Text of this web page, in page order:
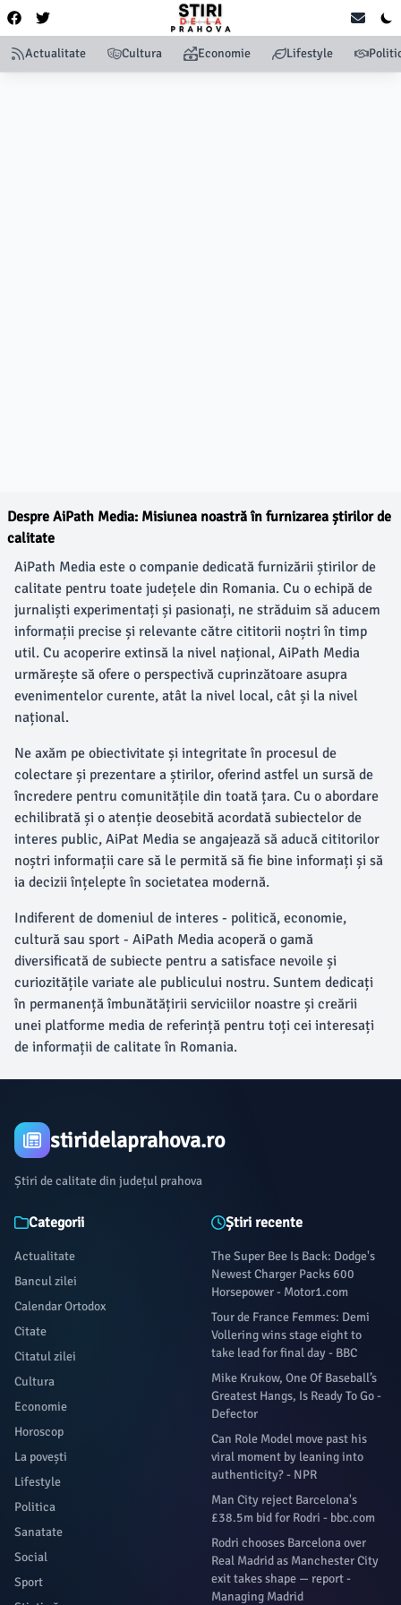
Actualitate Cultura Economie Lifestyle
Despre AiPath Media: Misiunea noastră în furnizarea știrilor de
calitate
AiPath Media este o companie dedicată furnizării știrilor de
calitate pentru toate județele din Romania. Cu o echipă de
jurnaliști experimentați și pasionați, ne străduim să aducem
informații precise și relevante către cititorii noștri în timp
util. Cu acoperire extinsă la nivel național, AiPath Media
urmărește să ofere o perspectivă cuprinzătoare asupra
evenimentelor curente, atât la nivel local, cât și la nivel
național.
Ne axăm pe obiectivitate și integritate în procesul de
colectare și prezentare a știrilor, oferind astfel un sursă de
încredere pentru comunitățile din toată țara. Cu o abordare
echilibrată și o atenție deosebită acordată subiectelor de
interes public, AiPat Media se angajează să aducă cititorilor
noștri informații care să le permită să fie bine informați și să
ia decizii înțelepte în societatea modernă.
Indiferent de domeniul de interes - politică, economie,
cultură sau sport - AiPath Media acoperă o gamă
diversificată de subiecte pentru a satisface nevoile și
curiozitățile variate ale publicului nostru. Suntem dedicați
în permanență îmbunătățirii serviciilor noastre și creării
unei platforme media de referință pentru toți cei interesați
de informații de calitate în Romania.
stiridelaprahova.ro
Știri de calitate din județul prahova
Categorii
Actualitate
Bancul zilei
Calendar Ortodox
Citate
Citatul zilei
Cultura
Economie
Horoscop
La povești
Lifestyle
Politica
Sanatate
Social
Sport
Știri recente
The Super Bee Is Back: Dodge's
Newest Charger Packs 600
Horsepower - Motor1.com
Tour de France Femmes: Demi
Vollering wins stage eight to
take lead for final day - BBC
Mike Krukow, One Of Baseball’s
Greatest Hangs, Is Ready To Go -
Defector
Can Role Model move past his
viral moment by leaning into
authenticity? - NPR
Man City reject Barcelona's
£38.5m bid for Rodri - bbc.com
Rodri chooses Barcelona over
Real Madrid as Manchester City
exit takes shape — report -
Managing Madrid